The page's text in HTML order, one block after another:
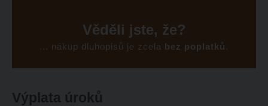
Věděli jste, že?
... nákup dluhopisů je zcela bez poplatků .
Výplata úroků